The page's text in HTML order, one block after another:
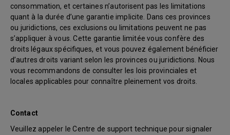
consommation, et certaines n’autorisent pas les limitations
quant à la durée d’une garantie implicite. Dans ces provinces
ou juridictions, ces exclusions ou limitations peuvent ne pas
s’appliquer à vous. Cette garantie limitée vous confère des
droits légaux spécifiques, et vous pouvez également bénéficier
d’autres droits variant selon les provinces ou juridictions. Nous
vous recommandons de consulter les lois provinciales et
locales applicables pour connaître pleinement vos droits.
Contact
Veuillez appeler le Centre de support technique pour signaler